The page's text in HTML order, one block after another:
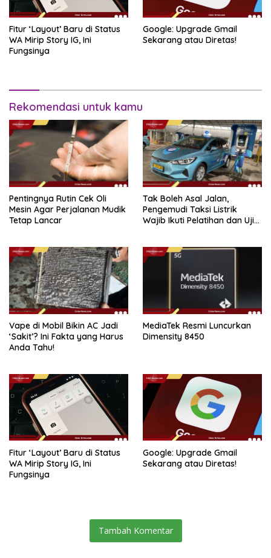
Fitur ‘Layout’ Baru di Status
WA Mirip Story IG, Ini
Fungsinya
Google: Upgrade Gmail
Sekarang atau Diretas!
Rekomendasi untuk kamu
Pentingnya Rutin Cek Oli
Mesin Agar Perjalanan Mudik
Tetap Lancar
Tak Boleh Asal Jalan,
Pengemudi Taksi Listrik
Wajib Ikuti Pelatihan dan Uji
Vape di Mobil Bikin AC Jadi
‘Sakit’? Ini Fakta yang Harus
Anda Tahu!
MediaTek Resmi Luncurkan
Dimensity 8450
Fitur ‘Layout’ Baru di Status
WA Mirip Story IG, Ini
Fungsinya
Google: Upgrade Gmail
Sekarang atau Diretas!
Tambah Komentar